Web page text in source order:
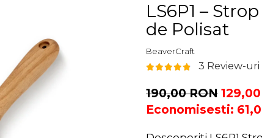
LS6P1 –
de Polisat
BeaverCraft
3 Review-uri
190,00 RON
Economisesti: